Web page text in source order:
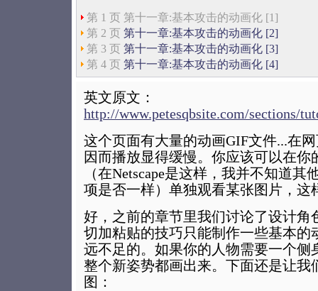
第 1 页 第十一章:基本攻击的动画化 [1]
第 2 页 第十一章:基本攻击的动画化 [2]
第 3 页 第十一章:基本攻击的动画化 [3]
第 4 页 第十一章:基本攻击的动画化 [4]
英文原文：
http://www.petesqbsite.com/sections/
这个页面有大量的动画GIF文件...在
因而播放显得缓慢。你应该可以在
（在Netscape是这样，我并不知道
项是否一样）单独观看某张图片，这
好，之前的章节里我们讨论了设计角
切加粘贴的技巧只能制作一些基本
远不足的。如果你的人物需要一个
整个新姿势都画出来。下面还是让我
图：